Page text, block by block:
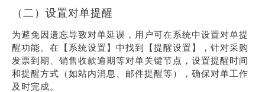
（二）设置对单提醒
为避免因遗忘导致对单延误，用户可在系统中设置对单提
醒功能。在【系统设置】中找到【提醒设置】，针对采购
发票到期、销售收款逾期等对单关键节点，设置提醒时间
和提醒方式（如站内消息、邮件提醒等），确保对单工作
及时完成。